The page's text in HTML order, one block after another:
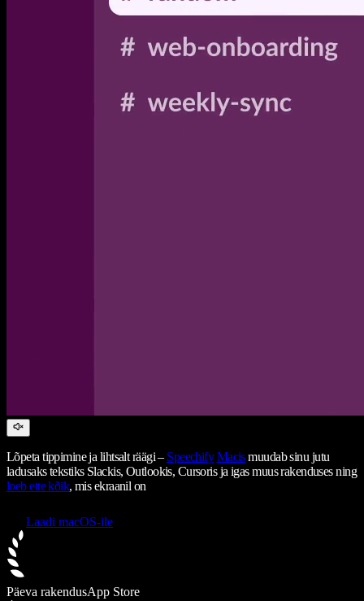
Lõpeta tippimine ja lihtsalt räägi – Speechify Macismuudab sinu jutu
ladusaks tekstiks Slackis, Outlookis, Cursoris ja igas muus rakenduses ning
loeb ette kõik, mis ekraanil on
Laadi macOS-ile
Päeva rakendusApp Store